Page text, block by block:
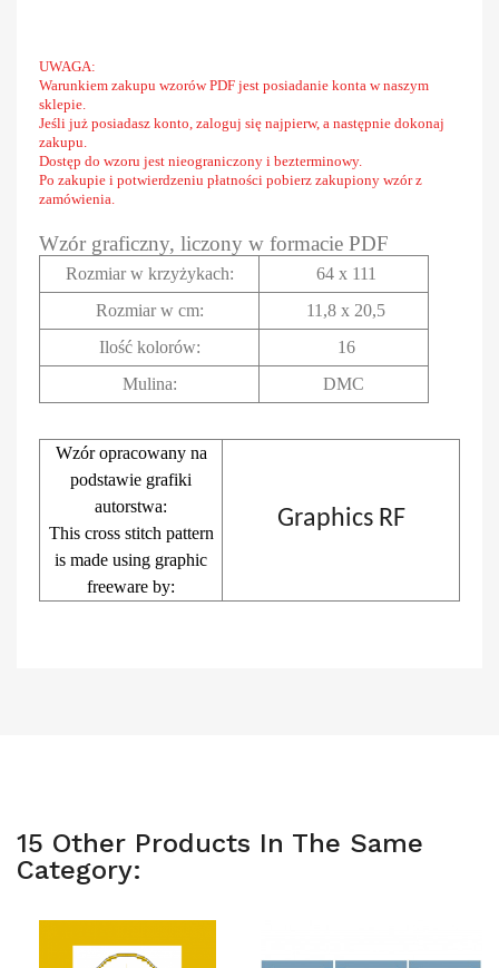
UWAGA:
Warunkiem zakupu wzorów PDF jest posiadanie konta w naszym
sklepie.
Jeśli już posiadasz konto, zaloguj się najpierw, a następnie dokonaj
zakupu.
Dostęp do wzoru jest nieograniczony i bezterminowy.
Po zakupie i potwierdzeniu płatności pobierz zakupiony wzór z
zamówienia.
Wzór graficzny, liczony w formacie PDF
Rozmiar w krzyżykach:
64 x 111
Rozmiar w cm:
11,8 x 20,5
Ilość kolorów:
16
Mulina:
DMC
Wzór opracowany na
podstawie grafiki
autorstwa:
This cross stitch pattern
is made using graphic
freeware by:
Graphics RF
15 Other Products In The Same
Category: